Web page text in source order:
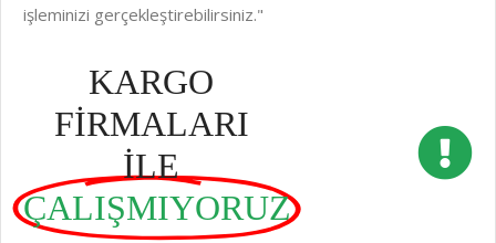
işleminizi gerçekleştirebilirsiniz."
KARGO
FİRMALARI
İLE
ÇALIŞMIYORUZ